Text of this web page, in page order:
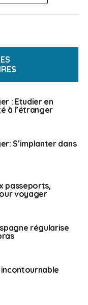
Acheteur ou
solution
conditions de
container •
internationaux
: Etudier en
à l’étranger
S’implanter dans
passeports,
voyager
régularise
incontournable